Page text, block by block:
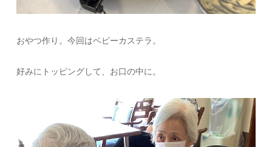
おやつ作り。今回はベビーカステラ。
好みにトッピングして、お口の中に。